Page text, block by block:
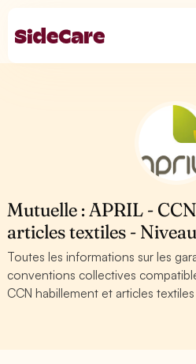
Mutuelle : APRIL -
articles textiles -
Toutes les informations sur les
conventions collectives
CCN habillement et articles